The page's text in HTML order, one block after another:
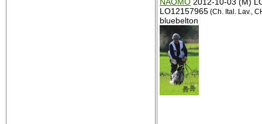
LO12157965 (Ch. Ital. Lav.,
bluebelton